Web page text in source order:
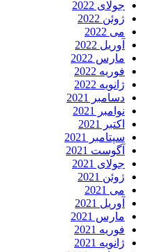
جولای 2022
ژوئن 2022
می 2022
آوریل 2022
مارس 2022
فوریه 2022
ژانویه 2022
دسامبر 2021
نوامبر 2021
اکتبر 2021
سپتامبر 2021
آگوست 2021
جولای 2021
ژوئن 2021
می 2021
آوریل 2021
مارس 2021
فوریه 2021
ژانویه 2021